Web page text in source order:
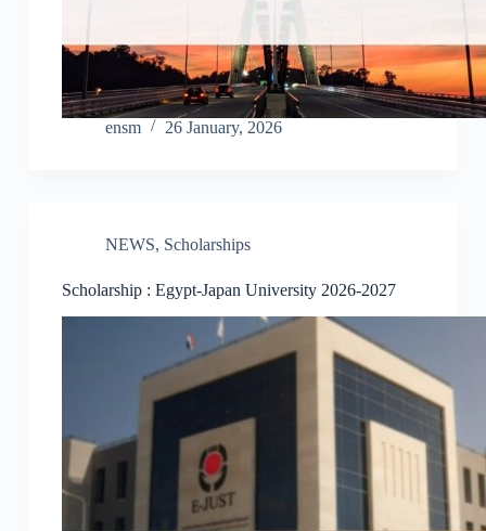
ensm 26 January, 2026
NEWS, Scholarships
Scholarship : Egypt-Japan University 2026-2027